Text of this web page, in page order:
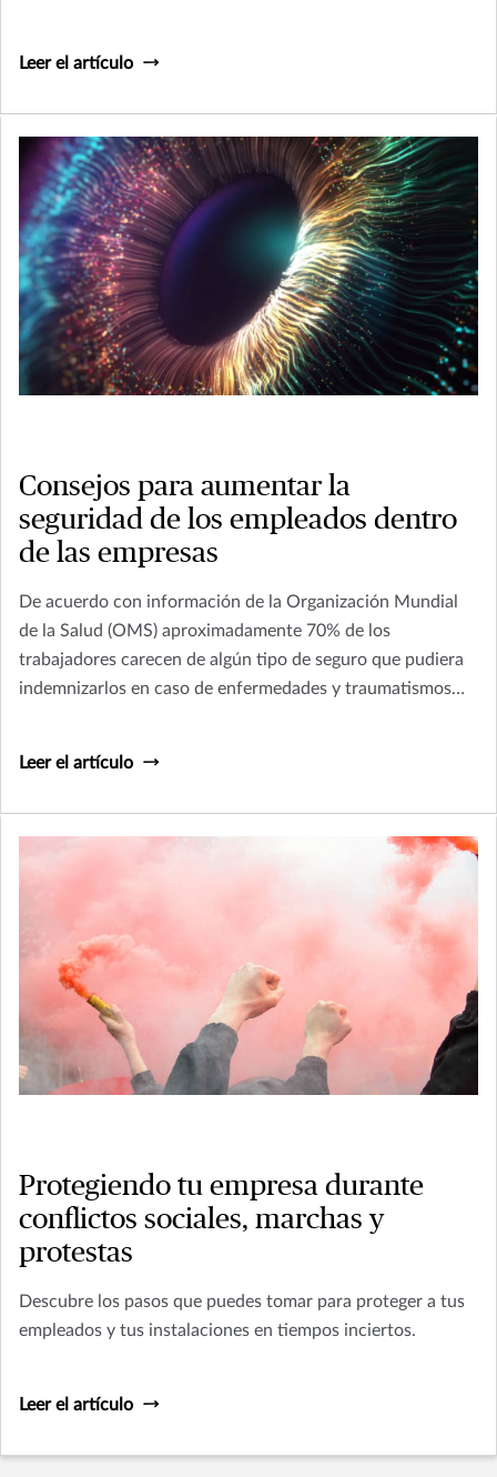
Leer el artículo
Consejos para aumentar la
seguridad de los empleados dentro
de las empresas
De acuerdo con información de la Organización Mundial
de la Salud (OMS) aproximadamente 70% de los
trabajadores carecen de algún tipo de seguro que pudiera
indemnizarlos en caso de enfermedades y traumatismos
Leer el artículo
Protegiendo tu empresa durante
conflictos sociales, marchas y
protestas
Descubre los pasos que puedes tomar para proteger a tus
empleados y tus instalaciones en tiempos inciertos.
Leer el artículo